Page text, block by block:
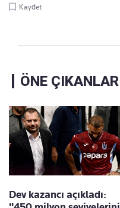
Kaydet
ÖNE ÇIKANLAR
Dev kazancı açıkladı: